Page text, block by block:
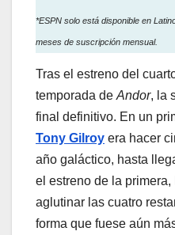
*ESPN solo está disponible en
meses de suscripción mensual.
Tras el estreno del
temporada de Andor, la
final definitivo. En un
Tony Gilroy era hacer
año galáctico, hasta
el estreno de la
aglutinar las cuatro
forma que fuese aún